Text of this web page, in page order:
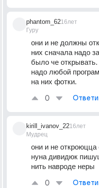
phantom_62
Гуру
16лет
они и не должны
них сначала надо
было че открывать.
надо любой
на них фотки.
0
kirill_ivanov_22
Мудрец
16лет
они и не
нуна дивидюк
нить навроде неры
0